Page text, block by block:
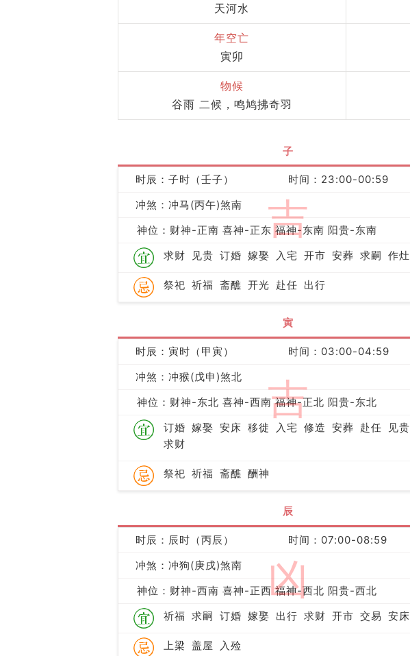
天河水
年空亡
寅卯
物候
谷雨 二候，鸣鸠拂奇羽
子
吉
时辰：子时（壬子）
时间：23:00-00:59
冲煞：冲马(丙午)煞南
神位：财神-正南 喜神-正东 福神-东南 阳贵-东南
求财
见贵 订婚 嫁娶 入宅 开市 安葬 求嗣 作灶
祭祀 祈福 斋醮 开光 赴任 出行
寅
吉
时辰：寅时（甲寅）
时间：03:00-04:59
冲煞：冲猴(戊申)煞北
神位：财神-东北 喜神-西南 福神-正北 阳贵-东北
订婚 嫁娶 安床 移徙 入宅 修造 安葬 赴任 见贵
求财
祭祀 祈福 斋醮 酬神
辰
凶
时辰：辰时（丙辰）
时间：07:00-08:59
冲煞：冲狗(庚戌)煞南
神位：财神-西南 喜神-正西 福神-西北 阳贵-西北
祈福 求嗣 订婚 嫁娶 出行 求财 开市 交易 安床
上梁 盖屋 入殓